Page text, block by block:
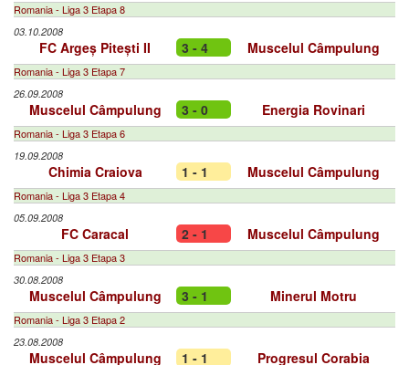
Romania - Liga 3 Etapa 8
03.10.2008
FC Argeș Pitești II 3 - 4 Muscelul Câmpulung
Romania - Liga 3 Etapa 7
26.09.2008
Muscelul Câmpulung 3 - 0 Energia Rovinari
Romania - Liga 3 Etapa 6
19.09.2008
Chimia Craiova 1 - 1 Muscelul Câmpulung
Romania - Liga 3 Etapa 4
05.09.2008
FC Caracal 2 - 1 Muscelul Câmpulung
Romania - Liga 3 Etapa 3
30.08.2008
Muscelul Câmpulung 3 - 1 Minerul Motru
Romania - Liga 3 Etapa 2
23.08.2008
Muscelul Câmpulung 1 - 1 Progresul Corabia